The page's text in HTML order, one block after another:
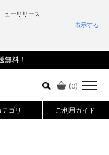
無料！
(0)
テゴリ ご利用ガイド
詳細検索はこちら
ューリリース
表示する